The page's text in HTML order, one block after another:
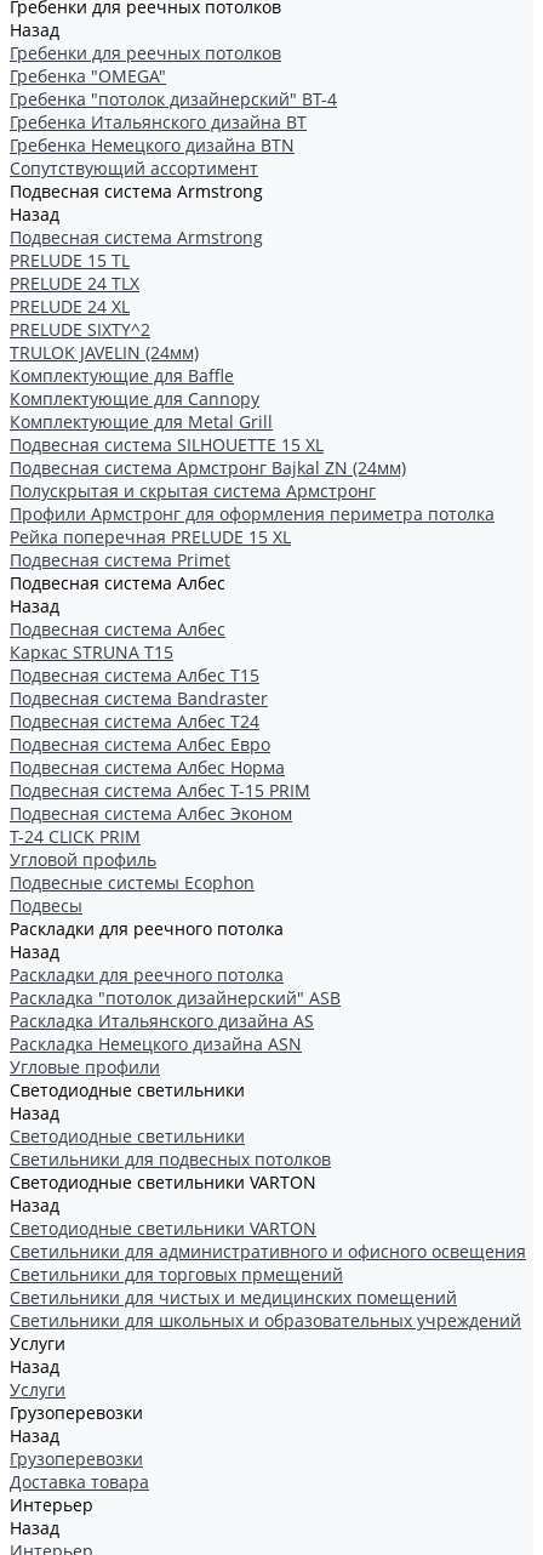
Гребенки для реечных потолков
Назад
Гребенки для реечных потолков
Гребенка "OMEGA"
Гребенка "потолок дизайнерский" ВТ-4
Гребенка Итальянского дизайна BT
Гребенка Немецкого дизайна ВТN
Сопутствующий ассортимент
Подвесная система Armstrong
Назад
Подвесная система Armstrong
PRELUDE 15 TL
PRELUDE 24 TLX
PRELUDE 24 XL
PRELUDE SIXTY^2
TRULOK JAVELIN (24мм)
Комплектующие для Baffle
Комплектующие для Cannopy
Комплектующие для Metal Grill
Подвесная система SILHOUETTE 15 XL
Подвесная система Армстронг Bajkal ZN (24мм)
Полускрытая и скрытая система Армстронг
Профили Армстронг для оформления периметра потолка
Рейка поперечная PRELUDE 15 XL
Подвесная система Primet
Подвесная система Албес
Назад
Подвесная система Албес
Каркас STRUNA Т15
Подвесная система Албес T15
Подвесная система Bandraster
Подвесная система Албес T24
Подвесная система Албес Евро
Подвесная система Албес Норма
Подвесная система Албес Т-15 PRIM
Подвесная система Албес Эконом
Т-24 CLICK PRIM
Угловой профиль
Подвесные системы Ecophon
Подвесы
Раскладки для реечного потолка
Назад
Раскладки для реечного потолка
Раскладка "потолок дизайнерский" ASB
Раскладка Итальянского дизайна AS
Раскладка Немецкого дизайна АSN
Угловые профили
Светодиодные светильники
Назад
Светодиодные светильники
Светильники для подвесных потолков
Светодиодные светильники VARTON
Назад
Светодиодные светильники VARTON
Светильники для административного и офисного освещения
Светильники для торговых прмещений
Светильники для чистых и медицинских помещений
Светильники для школьных и образовательных учреждений
Услуги
Назад
Услуги
Грузоперевозки
Назад
Грузоперевозки
Доставка товара
Интерьер
Назад